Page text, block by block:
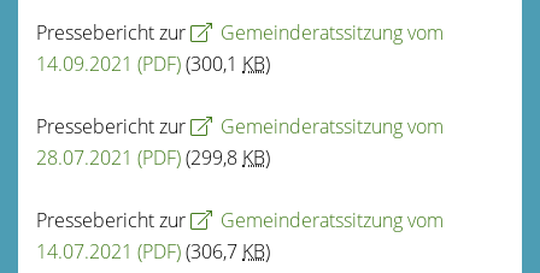
Pressebericht zur
Gemeinderatssitzung vom
14.09.2021 (PDF)(300,1 KB)
Pressebericht zur
Gemeinderatssitzung vom
28.07.2021 (PDF)(299,8 KB)
Pressebericht zur
Gemeinderatssitzung vom
14.07.2021 (PDF)(306,7 KB)